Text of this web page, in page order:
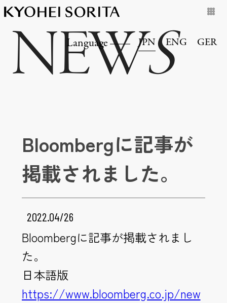
Language JPN ENG GER
NEWS
Bloombergに記事が
掲載されました。
2022.04/26
Bloombergに記事が掲載されまし
た。
日本語版
https://www.bloomberg.co.jp/new